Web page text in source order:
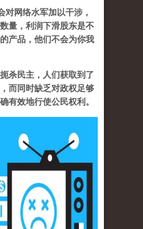
网络水军加以干涉，
量，利润下滑股东是不
产品，他们不会为你我
杀民主，人们获取到了
而同时缺乏对政权足够
有效地行使公民权利。